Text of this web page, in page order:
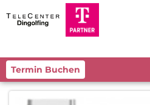
Termin Buchen